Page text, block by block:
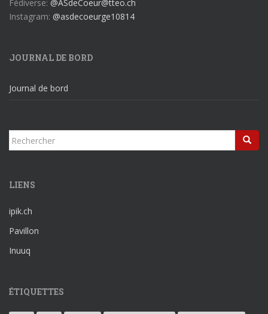
Fédiverse: @ASdeCoeur@tteo.ch
Instagram: @asdecoeurge10814
JOURNAL DE BORD
Journal de bord
Rechercher...
LIENS
ipik.ch
Pavillon
Inuuq
ÉTIQUETTES